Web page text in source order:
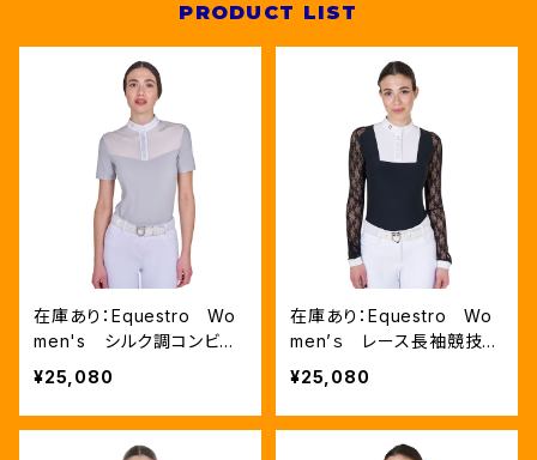
PRODUCT LIST
在庫あり：Equestro Wo
men's シルク調コンビネ
ゾンシャツ（ETW00309）
¥25,080
在庫あり：Equestro Wo
men’ｓ レース長袖競技用
シャツ（ETW00267）
¥25,080